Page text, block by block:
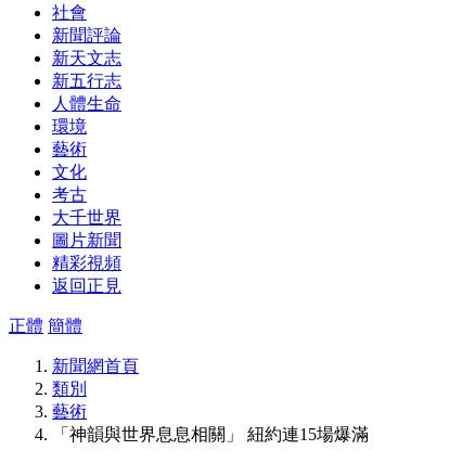
社會
新聞評論
新天文志
新五行志
人體生命
環境
藝術
文化
考古
大千世界
圖片新聞
精彩視頻
返回正見
正體 簡體
新聞網首頁
類別
藝術
「神韻與世界息息相關」 紐約連15場爆滿